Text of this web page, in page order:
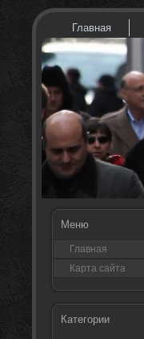
Главная
Меню
Главная
Карта сайта
Категории